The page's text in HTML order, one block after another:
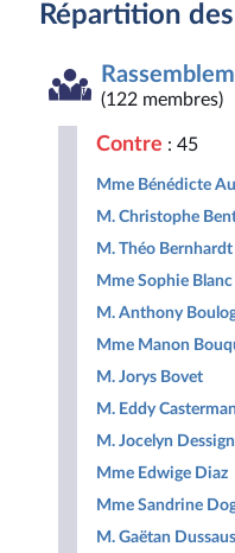
Répartition
(122 membres)
Contre : 45
Mme Bénédicte
M. Christophe
M. Théo Bernhardt
Mme Sophie Blanc
M. Anthony
Mme Manon
M. Jorys Bovet
M. Eddy Casterman
M. Jocelyn
Mme Edwige Diaz
Mme Sandrine
M. Gaëtan